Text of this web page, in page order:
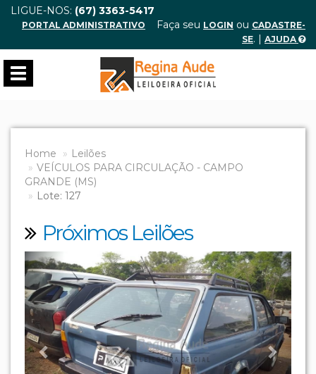
LIGUE-NOS: (67) 3363-5417
PORTAL ADMINISTRATIVO Faça seu LOGIN ou CADASTRE-
SE. | AJUDA
Toggle
navigation
Home
Leilões
VEÍCULOS PARA CIRCULAÇÃO - CAMPO
GRANDE (MS)
Lote: 127
Próximos Leilões
Previous Next